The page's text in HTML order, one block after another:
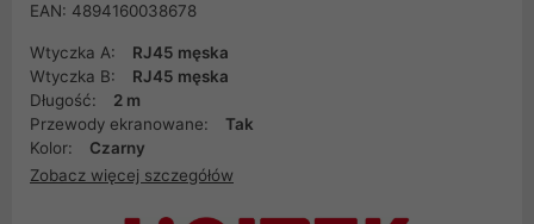
EAN: 4894160038678
Wtyczka A:
RJ45 męska
Wtyczka B:
RJ45 męska
Długość:
2 m
Przewody ekranowane:
Tak
Kolor:
Czarny
Zobacz więcej szczegółów